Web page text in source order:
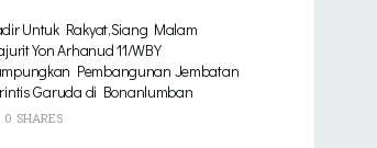
Untuk Rakyat,Siang Malam
Yon Arhanud 11/WBY
Pembangunan Jembatan
Garuda di Bonanlumban
0 SHARES